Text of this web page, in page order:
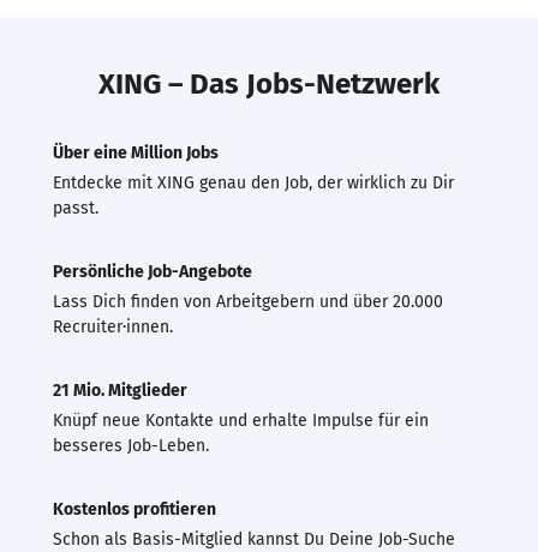
XING – Das Jobs-Netzwerk
Über eine Million Jobs
Entdecke mit XING genau den Job, der wirklich zu Dir
passt.
Persönliche Job-Angebote
Lass Dich finden von Arbeitgebern und über 20.000
Recruiter·innen.
21 Mio. Mitglieder
Knüpf neue Kontakte und erhalte Impulse für ein
besseres Job-Leben.
Kostenlos profitieren
Schon als Basis-Mitglied kannst Du Deine Job-Suche